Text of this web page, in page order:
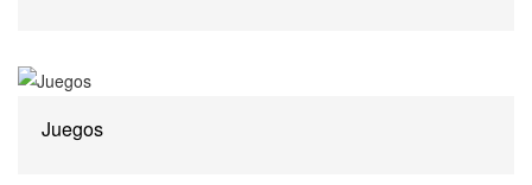
Juegos